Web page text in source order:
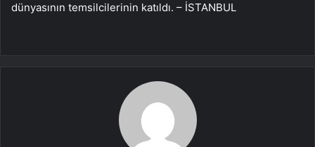
dünyasının temsilcilerinin katıldı. – İSTANBUL